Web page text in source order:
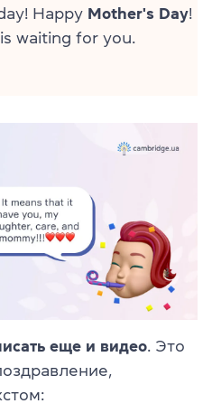
Happy Mother's Day!
waiting for you.
еще и видео. Это